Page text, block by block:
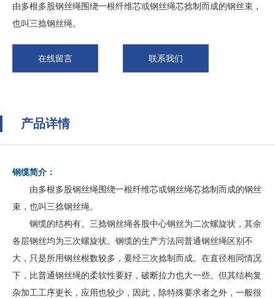
由多根多股钢丝绳围绕一根纤维芯或钢丝绳芯捻制而成的钢丝束，
也叫三捻钢丝绳。
在线留言 联系我们
产品详情
钢缆简介：
由多根多股钢丝绳围绕一根纤维芯或钢丝绳芯捻制而成的钢丝
束，也叫三捻钢丝绳。
钢缆的结构有。三捻钢丝绳各股中心钢丝为二次螺旋状，其余
各层钢丝均为三次螺旋状。钢缆的生产方法同普通钢丝绳区别不
大，只是所用钢丝根数较多，要经三次捻制而成。在直径相同情况
下，比普通钢丝绳的柔软性要好，破断拉力也大一些。但其结构复
杂加工工序更长，应用也较少，因此，除特殊要求者之外，一般很